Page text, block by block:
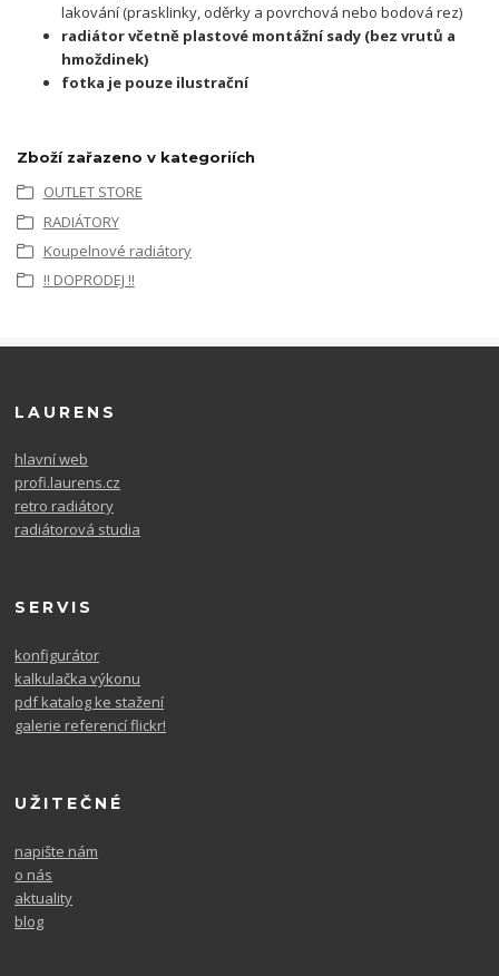
lakování (prasklinky, oděrky a povrchová nebo bodová rez)
radiátor včetně plastové montážní sady (bez vrutů a
hmoždinek)
fotka je pouze ilustrační
Zboží zařazeno v kategoriích
OUTLET STORE
RADIÁTORY
Koupelnové radiátory
!! DOPRODEJ !!
LAURENS
hlavní web
profi.laurens.cz
retro radiátory
radiátorová studia
SERVIS
konfigurátor
kalkulačka výkonu
pdf katalog ke stažení
galerie referencí flickr!
UŽITEČNÉ
napište nám
o nás
aktuality
blog